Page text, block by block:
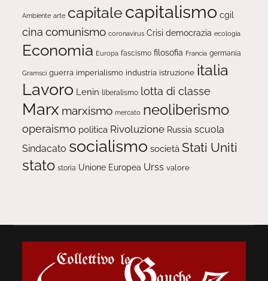
Ambiente arte capitale capitalismo cgil
cina comunismo coronavirus Crisi democrazia ecologia
Economia Europa fascismo filosofia Francia germania
Gramsci guerra imperialismo industria istruzione italia
Lavoro Lenin liberalismo lotta di classe
Marx marxismo mercato neoliberismo
operaismo politica Rivoluzione Russia scuola
Sindacato socialismo società Stati Uniti
stato storia Unione Europea Urss valore